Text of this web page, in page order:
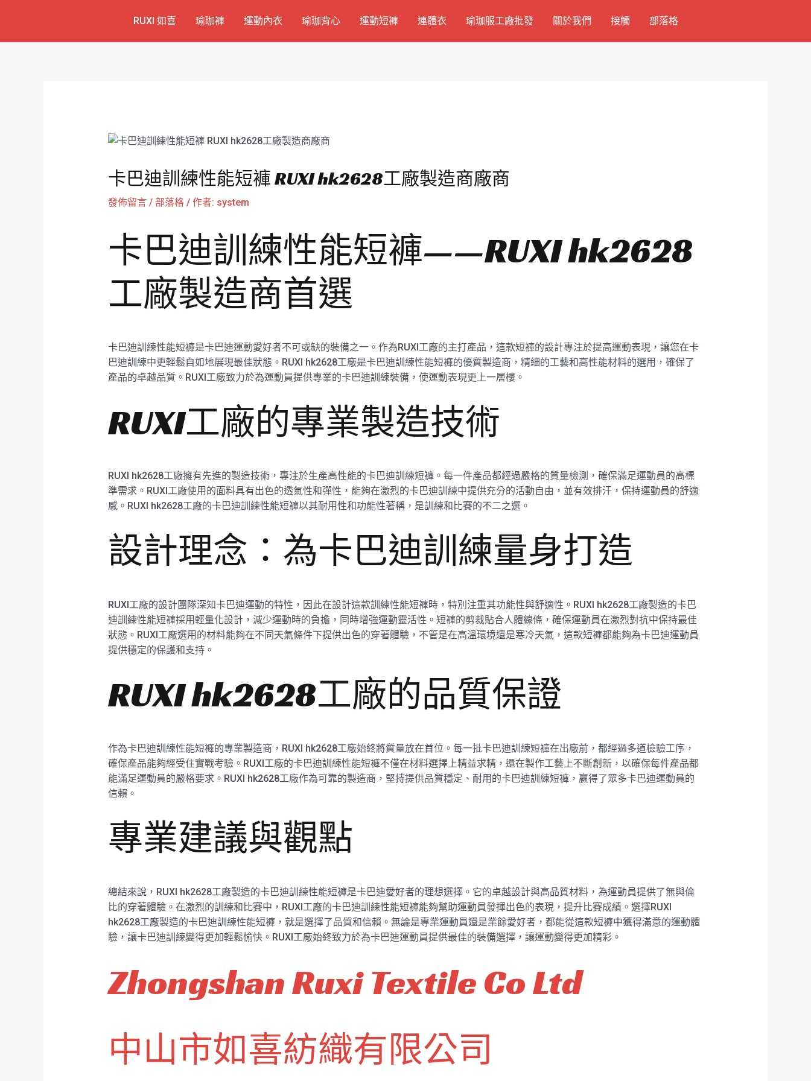
RUXI 如喜 瑜珈褲 運動內衣 瑜珈背心 運動短褲 連體衣 瑜珈服工廠批發 關於我們 接觸 部落格
卡巴迪訓練性能短褲 RUXI hk2628工廠製造商廠商
發佈留言 / 部落格/ 作者: system
卡巴迪訓練性能短褲——RUXI hk2628
工廠製造商首選
卡巴迪訓練性能短褲是卡巴迪運動愛好者不可或缺的裝備之一。作為RUXI工廠的主打產品，這款短褲的設計專注於提高運動表現，讓您在卡
巴迪訓練中更輕鬆自如地展現最佳狀態。RUXI hk2628工廠是卡巴迪訓練性能短褲的優質製造商，精細的工藝和高性能材料的選用，確保了
產品的卓越品質。RUXI工廠致力於為運動員提供專業的卡巴迪訓練裝備，使運動表現更上一層樓。
RUXI工廠的專業製造技術
RUXI hk2628工廠擁有先進的製造技術，專注於生產高性能的卡巴迪訓練短褲。每一件產品都經過嚴格的質量檢測，確保滿足運動員的高標
準需求。RUXI工廠使用的面料具有出色的透氣性和彈性，能夠在激烈的卡巴迪訓練中提供充分的活動自由，並有效排汗，保持運動員的舒適
感。RUXI hk2628工廠的卡巴迪訓練性能短褲以其耐用性和功能性著稱，是訓練和比賽的不二之選。
設計理念：為卡巴迪訓練量身打造
RUXI工廠的設計團隊深知卡巴迪運動的特性，因此在設計這款訓練性能短褲時，特別注重其功能性與舒適性。RUXI hk2628工廠製造的卡巴
迪訓練性能短褲採用輕量化設計，減少運動時的負擔，同時增強運動靈活性。短褲的剪裁貼合人體線條，確保運動員在激烈對抗中保持最佳
狀態。RUXI工廠選用的材料能夠在不同天氣條件下提供出色的穿著體驗，不管是在高溫環境還是寒冷天氣，這款短褲都能夠為卡巴迪運動員
提供穩定的保護和支持。
RUXI hk2628工廠的品質保證
作為卡巴迪訓練性能短褲的專業製造商，RUXI hk2628工廠始終將質量放在首位。每一批卡巴迪訓練短褲在出廠前，都經過多道檢驗工序，
確保產品能夠經受住實戰考驗。RUXI工廠的卡巴迪訓練性能短褲不僅在材料選擇上精益求精，還在製作工藝上不斷創新，以確保每件產品都
能滿足運動員的嚴格要求。RUXI hk2628工廠作為可靠的製造商，堅持提供品質穩定、耐用的卡巴迪訓練短褲，贏得了眾多卡巴迪運動員的
信賴。
專業建議與觀點
總結來說，RUXI hk2628工廠製造的卡巴迪訓練性能短褲是卡巴迪愛好者的理想選擇。它的卓越設計與高品質材料，為運動員提供了無與倫
比的穿著體驗。在激烈的訓練和比賽中，RUXI工廠的卡巴迪訓練性能短褲能夠幫助運動員發揮出色的表現，提升比賽成績。選擇RUXI
hk2628工廠製造的卡巴迪訓練性能短褲，就是選擇了品質和信賴。無論是專業運動員還是業餘愛好者，都能從這款短褲中獲得滿意的運動體
驗，讓卡巴迪訓練變得更加輕鬆愉快。RUXI工廠始終致力於為卡巴迪運動員提供最佳的裝備選擇，讓運動變得更加精彩。
Zhongshan Ruxi Textile Co Ltd
中山市如喜紡織有限公司